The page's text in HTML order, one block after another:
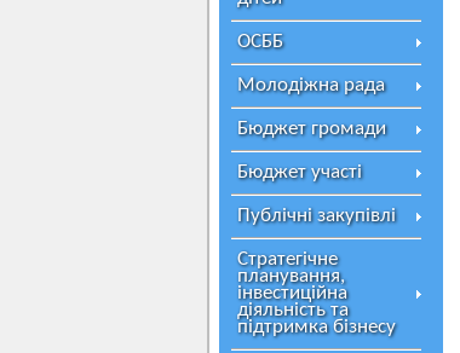
ОСББ
Молодіжна рада
Бюджет громади
Бюджет участі
Публічні закупівлі
Стратегічне
планування,
інвестиційна
діяльність та
підтримка бізнесу